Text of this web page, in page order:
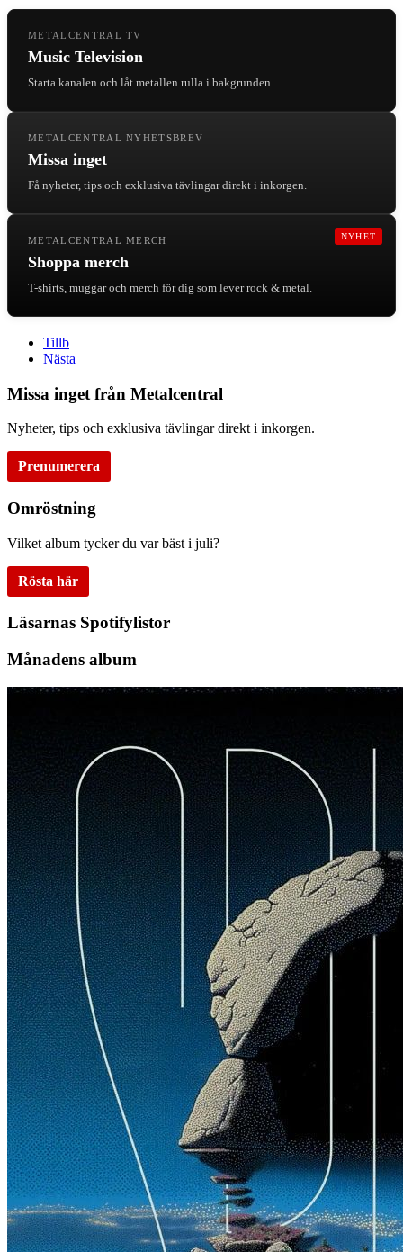
METALCENTRAL TV
Music Television
Starta kanalen och låt metallen rulla i bakgrunden.
METALCENTRAL NYHETSBREV
Missa inget
Få nyheter, tips och exklusiva tävlingar direkt i inkorgen.
NYHET
METALCENTRAL MERCH
Shoppa merch
T-shirts, muggar och merch för dig som lever rock & metal.
Tillb
Nästa
Missa inget från Metalcentral
Nyheter, tips och exklusiva tävlingar direkt i inkorgen.
Prenumerera
Omröstning
Vilket album tycker du var bäst i juli?
Rösta här
Läsarnas Spotifylistor
Månadens album